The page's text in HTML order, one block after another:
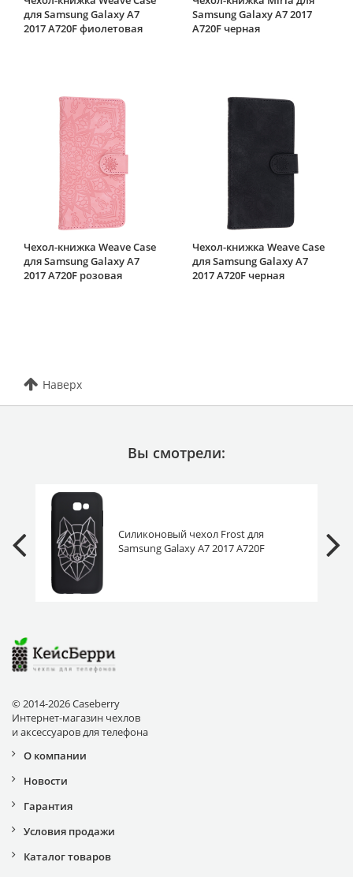
для Samsung Galaxy A7
2017 A720F фиолетовая
Samsung Galaxy A7 2017
A720F черная
Чехол-книжка Weave Case
для Samsung Galaxy A7
2017 A720F розовая
Чехол-книжка Weave Case
для Samsung Galaxy A7
2017 A720F черная
Наверх
Вы смотрели:
Силиконовый чехол Frost для
Samsung Galaxy A7 2017 A720F
© 2014-2026 Caseberry
Интернет-магазин чехлов
и аксессуаров для телефона
О компании
Новости
Гарантия
Условия продажи
Каталог товаров